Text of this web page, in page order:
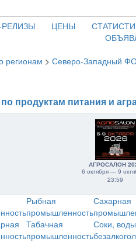
ЦЕНЫ
регионам > Северо-Западный
продуктам питания и
АГРОСАЛОН
6 октября — 9
23:59
Рыбная
промышленность
Сахарная
Табачная
промышленность
Соки,